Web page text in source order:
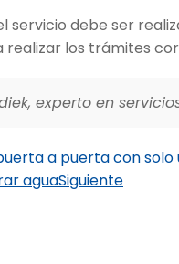
servicio debe ser
los trámites
experto en
a puerta con solo
aguaSiguiente